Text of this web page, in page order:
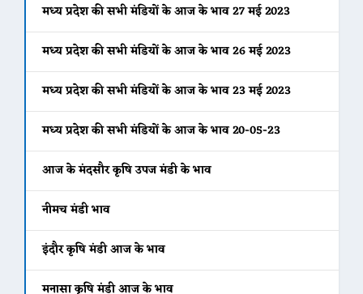
मध्य प्रदेश की सभी मंडियों के आज के भाव 27 मई 2023
मध्य प्रदेश की सभी मंडियों के आज के भाव 26 मई 2023
मध्य प्रदेश की सभी मंडियों के आज के भाव 23 मई 2023
मध्य प्रदेश की सभी मंडियों के आज के भाव 20-05-23
आज के मंदसौर कृषि उपज मंडी के भाव
नीमच मंडी भाव
इंदौर कृषि मंडी आज के भाव
मनासा कृषि मंडी आज के भाव